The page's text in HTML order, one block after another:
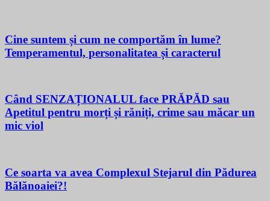
Cine suntem și cum ne comportăm în lume?
Temperamentul, personalitatea și caracterul
Când SENZAȚIONALUL face PRĂPĂD sau
Apetitul pentru morți și răniți, crime sau măcar un
mic viol
Ce soarta va avea Complexul Stejarul din Pădurea
Bălănoaiei?!